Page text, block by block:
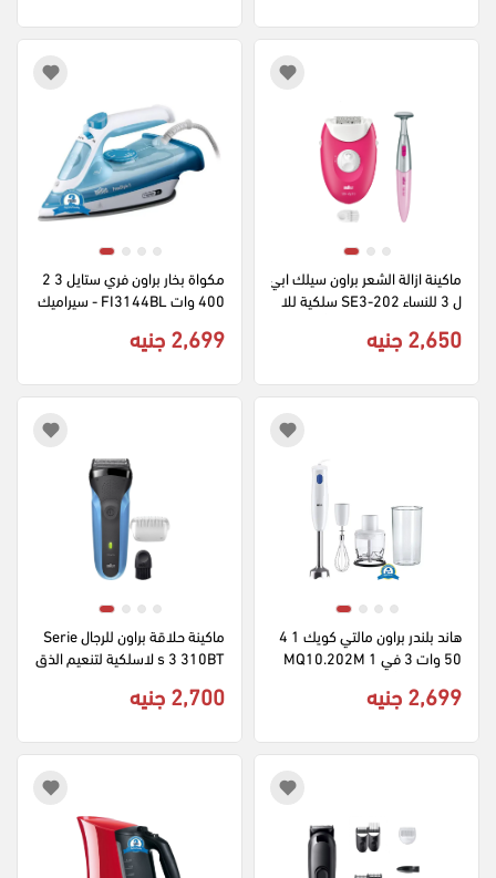
ماكينة ازالة الشعر براون سيلك ابي
ل 3 للنساء SE3-202 سلكية للا
دي
2,650 جنيه
مكواة بخار براون فري ستايل 3 2
2,699 جنيه
هاند بلندر براون مالتي كويك 1 4
50 وات 3 في 1 MQ10.202M
2,699 جنيه
ماكينة حلاقة براون للرجال Serie
s 3 310BT لاسلكية لتنعيم الذق
للماء - ازرق
2,700 جنيه